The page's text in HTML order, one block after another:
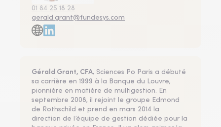
01 84 25 18 28
gerald.grant@fundesys.com
Gérald Grant, CFA, Sciences Po Paris a débuté
sa carrière en 1999 à la Banque du Louvre,
pionnière en matière de multigestion. En
septembre 2008, il rejoint le groupe Edmond
de Rothschild et prend en mars 2014 la
direction de l’équipe de gestion dédiée pour la